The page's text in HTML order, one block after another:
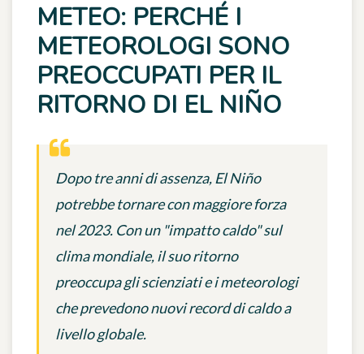
METEO: PERCHÉ I
METEOROLOGI SONO
PREOCCUPATI PER IL
RITORNO DI EL NIÑO
Dopo tre anni di assenza, El Niño
potrebbe tornare con maggiore forza
nel 2023. Con un "impatto caldo" sul
clima mondiale, il suo ritorno
preoccupa gli scienziati e i meteorologi
che prevedono nuovi record di caldo a
livello globale.